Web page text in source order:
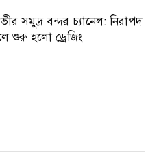
সমুদ্র বন্দর চ্যানেল: নিরাপদ
শুরু হলো ড্রেজিং